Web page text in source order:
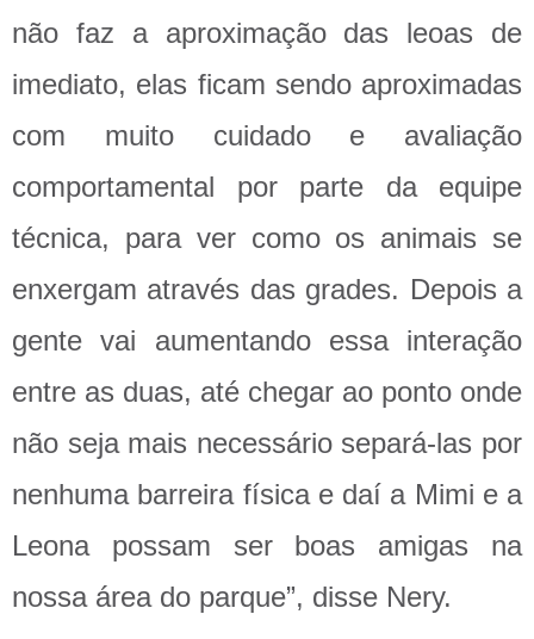
não faz a aproximação das leoas de
imediato, elas ficam sendo aproximadas
com muito cuidado e avaliação
comportamental por parte da equipe
técnica, para ver como os animais se
enxergam através das grades. Depois a
gente vai aumentando essa interação
entre as duas, até chegar ao ponto onde
não seja mais necessário separá-las por
nenhuma barreira física e daí a Mimi e a
Leona possam ser boas amigas na
nossa área do parque”, disse Nery.